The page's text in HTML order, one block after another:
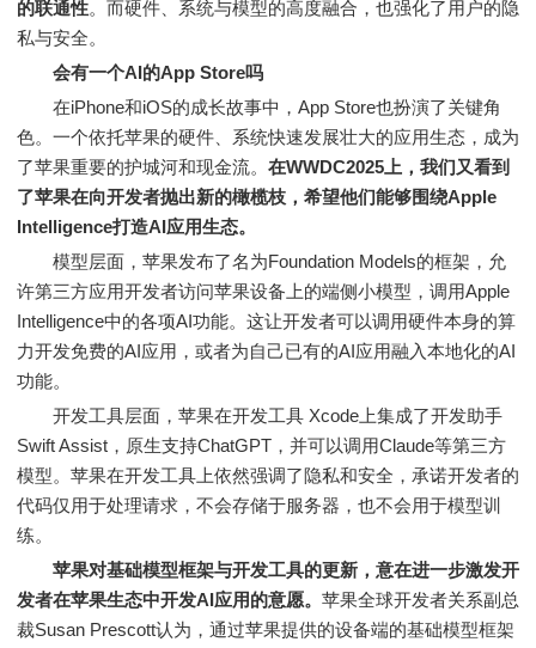
的联通性。而硬件、系统与模型的高度融合，也强化了用户的隐
私与安全。
会有一个AI的App Store吗
在iPhone和iOS的成长故事中，App Store也扮演了关键角
色。一个依托苹果的硬件、系统快速发展壮大的应用生态，成为
了苹果重要的护城河和现金流。 在WWDC2025上，我们又看到
了苹果在向开发者抛出新的橄榄枝，希望他们能够围绕Apple
Intelligence打造AI应用生态。
模型层面，苹果发布了名为Foundation Models的框架，允
许第三方应用开发者访问苹果设备上的端侧小模型，调用Apple
Intelligence中的各项AI功能。这让开发者可以调用硬件本身的算
力开发免费的AI应用，或者为自己已有的AI应用融入本地化的AI
功能。
开发工具层面，苹果在开发工具 Xcode上集成了开发助手
Swift Assist，原生支持ChatGPT，并可以调用Claude等第三方
模型。苹果在开发工具上依然强调了隐私和安全，承诺开发者的
代码仅用于处理请求，不会存储于服务器，也不会用于模型训
练。
苹果对基础模型框架与开发工具的更新，意在进一步激发开
发者在苹果生态中开发AI应用的意愿。 苹果全球开发者关系副总
裁Susan Prescott认为，通过苹果提供的设备端的基础模型框架